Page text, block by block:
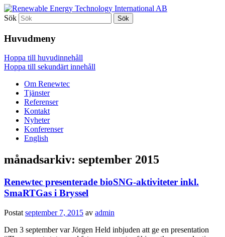
Renewable Energy Technology
International AB
For a better world
Sök
Huvudmeny
Hoppa till huvudinnehåll
Hoppa till sekundärt innehåll
Om Renewtec
Tjänster
Referenser
Kontakt
Nyheter
Konferenser
English
månadsarkiv: september 2015
Renewtec presenterade bioSNG-aktiviteter inkl.
SmaRTGas i Bryssel
Postat september 7, 2015 av admin
Den 3 september var Jörgen Held inbjuden att ge en presentation